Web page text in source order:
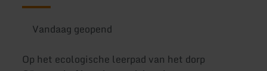
Vandaag geopend
Op het ecologische leerpad van het dorp